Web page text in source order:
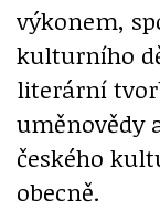
výkonem,
kulturního
literární
uměnovědy
českého
obecně.